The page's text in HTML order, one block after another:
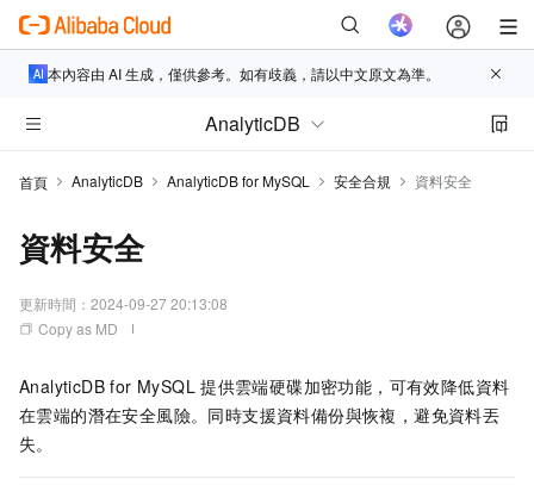
本內容由 AI 生成，僅供參考。如有歧義，請以中文原文為準。
AnalyticDB
首頁 AnalyticDB AnalyticDB for MySQL 安全合規 資料安全
資料安全
更新時間： 2024-09-27 20:13:08
Copy as MD
AnalyticDB for MySQL 提供雲端硬碟加密功能，可有效降低資料
在雲端的潛在安全風險。同時支援資料備份與恢複，避免資料丟
失。